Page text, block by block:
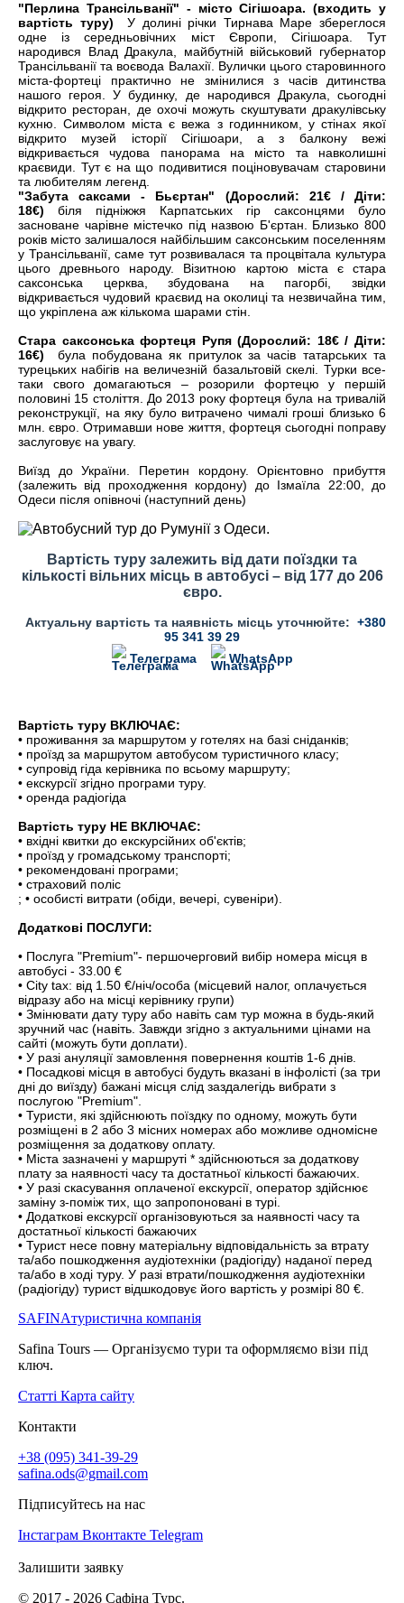
"Перлина Трансільванії" - місто Сігішоара. (входить у
вартість туру)
У долині річки Тирнава Маре збереглося
одне із середньовічних міст Європи, Сігішоара. Тут
народився Влад Дракула, майбутній військовий губернатор
Трансільванії та воєвода Валахії. Вулички цього старовинного
міста-фортеці практично не змінилися з часів дитинства
нашого героя. У будинку, де народився Дракула, сьогодні
відкрито ресторан, де охочі можуть скуштувати дракулівську
кухню. Символом міста є вежа з годинником, у стінах якої
відкрито музей історії Сігішоари, а з балкону вежі
відкривається чудова панорама на місто та навколишні
краєвиди. Тут є на що подивитися поціновувачам старовини
та любителям легенд.
"Забута саксами - Бьєртан" (Дорослий: 21€ / Діти:
18€) біля підніжжя Карпатських гір саксонцями було
засноване чарівне містечко під назвою Б'єртан. Близько 800
років місто залишалося найбільшим саксонським поселенням
у Трансільванії, саме тут розвивалася та процвітала культура
цього древнього народу. Візитною картою міста є стара
саксонська церква, збудована на пагорбі, звідки
відкривається чудовий краєвид на околиці та незвичайна тим,
що укріплена аж кількома шарами стін.
Стара саксонська фортеця Рупя (Дорослий: 18€ / Діти:
16€)
була побудована як притулок за часів татарських та
турецьких набігів на величезній базальтовій скелі. Турки все-
таки свого домагаються – розорили фортецю у першій
половині 15 століття. До 2013 року фортеця була на тривалій
реконструкції, на яку було витрачено чималі гроші близько 6
млн. євро. Отримавши нове життя, фортеця сьогодні поправу
заслуговує на увагу.
Виїзд до України. Перетин кордону. Орієнтовно прибуття
(залежить від проходження кордону) до Ізмаїла 22:00, до
Одеси після опівночі (наступний день)
Вартість туру залежить від дати поїздки та
кількості вільних місць в автобусі – від 177 до 206
євро.
Актуальну вартість та наявність місць уточнюйте: +380
95 341 39 29
Телеграма
WhatsApp
Вартість туру ВКЛЮЧАЄ:
• проживання за маршрутом у готелях на базі сніданків;
• проїзд за маршрутом автобусом туристичного класу;
• супровід гіда керівника по всьому маршруту;
• екскурсії згідно програми туру.
• оренда радіогіда
Вартість туру НЕ ВКЛЮЧАЄ:
• вхідні квитки до екскурсійних об'єктів;
• проїзд у громадському транспорті;
• рекомендовані програми;
• страховий поліс
; • особисті витрати (обіди, вечері, сувеніри).
Додаткові ПОСЛУГИ:
• Послуга "Premium"- першочерговий вибір номера місця в
автобусі - 33.00 €
• City tax: від 1.50 €/ніч/особа (місцевий налог, оплачується
відразу або на місці керівнику групи)
• Змінювати дату туру або навіть сам тур можна в будь-який
зручний час (навіть. Завжди згідно з актуальними цінами на
сайті (можуть бути доплати).
• У разі ануляції замовлення повернення коштів 1-6 днів.
• Посадкові місця в автобусі будуть вказані в інфолісті (за три
дні до виїзду) бажані місця слід заздалегідь вибрати з
послугою "Premium".
• Туристи, які здійснюють поїздку по одному, можуть бути
розміщені в 2 або 3 місних номерах або можливе одномісне
розміщення за додаткову оплату.
• Міста зазначені у маршруті * здійснюються за додаткову
плату за наявності часу та достатньої кількості бажаючих.
• У разі скасування оплаченої екскурсії, оператор здійснює
заміну з-поміж тих, що запропоновані в турі.
• Додаткові екскурсії організовуються за наявності часу та
достатньої кількості бажаючих
• Турист несе повну матеріальну відповідальність за втрату
та/або пошкодження аудіотехніки (радіогіду) наданої перед
та/або в ході туру. У разі втрати/пошкодження аудіотехніки
(радіогіду) турист відшкодовує його вартість у розмірі 80 €.
SAFINAтуристична компанія
Safina Tours — Організуємо тури та оформляємо візи під
ключ.
Статті Карта сайту
Контакти
+38 (095) 341-39-29
safina.ods@gmail.com
Підписуйтесь на нас
Інстаграм Вконтакте Telegram
Залишити заявку
© 2017 - 2026 Сафіна Турс.